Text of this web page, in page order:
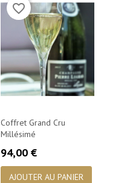
Coffret Grand Cru
Millésimé
Prix
94,00 €
AJOUTER AU PANIER
favorite_border